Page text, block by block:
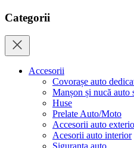
Categorii
Accesorii
Covorașe auto
Manșon și nucă auto
Huse
Prelate Auto/Moto
Accesorii auto
Acesorii auto interior